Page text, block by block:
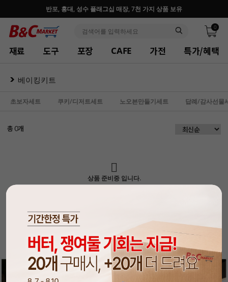
반포, 홍대, 성수 플래그십 매장, 7천 가지 상품 보유
0
재료 도구 포장 CAFE 가전 특가/혜택
베이킹키트
초보자세트 쿠키/디저트세트 노오븐만들기세트 답례/감사선물
총 0개
상품 준비중 입니다.